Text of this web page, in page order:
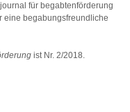
für begabtenförderung
eine begabungsfreundliche
ist Nr. 2/2018.